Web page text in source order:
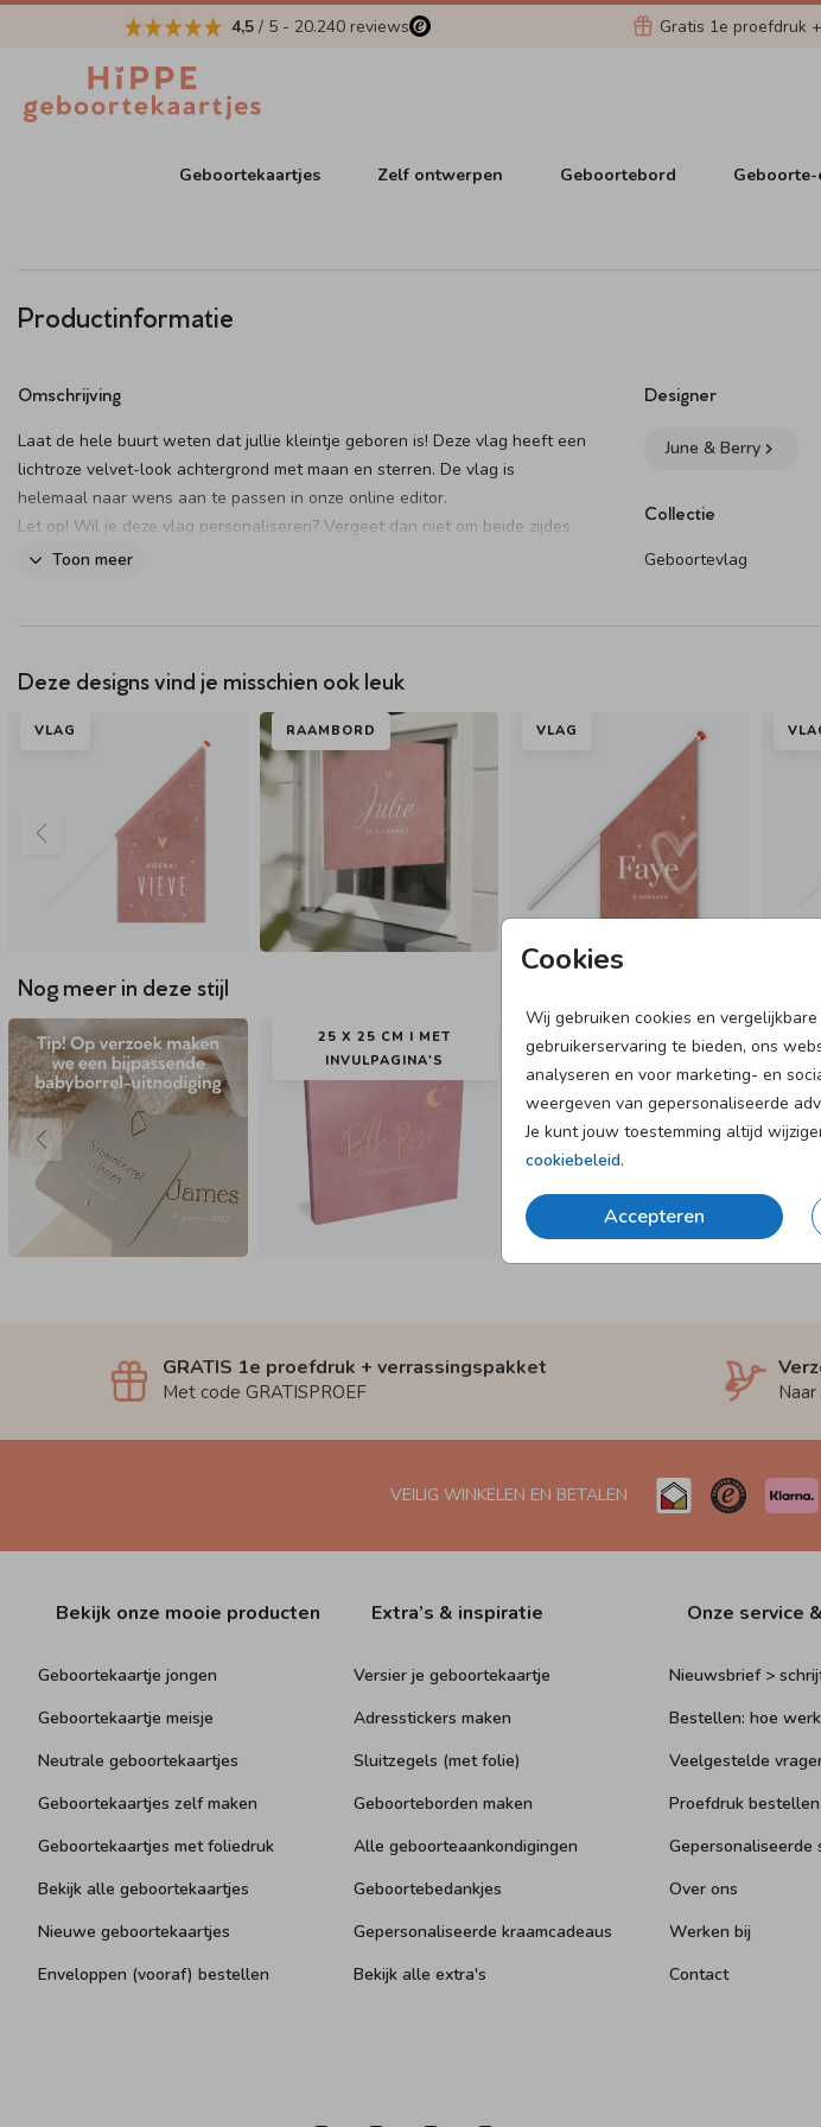
4,5 / 5 - 20.240 reviews Gratis 1e proefdruk
Geboortekaartjes Zelf ontwerpen Geboortebord
Cookies
Wij gebruiken cookies en
gebruikerservaring te bieden, ons
analyseren en voor marketing- en
weergeven van gepersonaliseerde
Je kunt jouw toestemming altijd
cookiebeleid.
Accepteren
Productinformatie
Omschrijving
Laat de hele buurt weten dat jullie kleintje geboren is! Deze vlag heeft een
lichtroze velvet-look achtergrond met maan en sterren. De vlag is
helemaal naar wens aan te passen in onze online editor.
Let op! Wil je deze vlag personaliseren? Vergeet dan niet om beide zijdes
van de vlag aan te passen.
Toon meer
Designer
June & Berry
Collectie
Geboortevlag
Deze designs vind je misschien ook leuk
VLAG RAAMBORD VLAG
Nog meer in deze stijl
25 X 25 CM I MET
INVULPAGINA'S
GEBOORTEBORD
GRATIS 1e proefdruk + verrassingspakket
Met code GRATISPROEF
VEILIG WINKELEN EN BETALEN
Bekijk onze mooie producten
Geboortekaartje jongen
Geboortekaartje meisje
Neutrale geboortekaartjes
Geboortekaartjes zelf maken
Geboortekaartjes met foliedruk
Bekijk alle geboortekaartjes
Nieuwe geboortekaartjes
Enveloppen (vooraf) bestellen
Extra’s & inspiratie
Versier je geboortekaartje
Adresstickers maken
Sluitzegels (met folie)
Geboorteborden maken
Alle geboorteaankondigingen
Geboortebedankjes
Gepersonaliseerde kraamcadeaus
Bekijk alle extra's
Onze service
Nieuwsbrief >
Bestellen: hoe
Veelgestelde
Proefdruk bestellen
Gepersonaliseerde
Over ons
Werken bij
Contact